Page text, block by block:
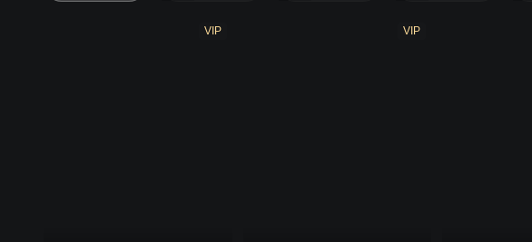
VIP VIP